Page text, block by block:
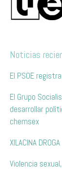
Noticias
El PSOE
El Grupo
desarrollar
chemsex
XILACINA
Violencia